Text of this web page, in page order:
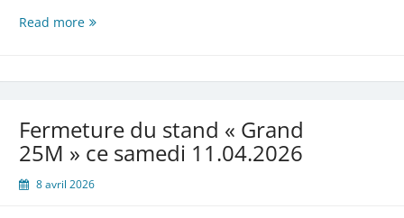
Read moreTir
Shooting»
25
avril
Fermeture du stand « Grand
25M » ce samedi 11.04.2026
8 avril 2026